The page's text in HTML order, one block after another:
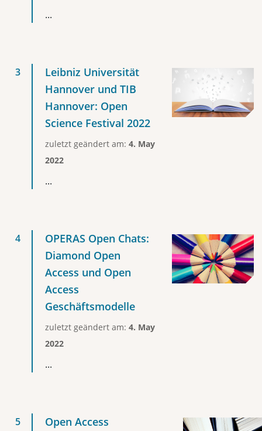
...
Leibniz Universität
Hannover und TIB
Hannover: Open
Science Festival 2022
zuletzt geändert am: 4. May
2022
...
OPERAS Open Chats:
Diamond Open
Access und Open
Access
Geschäftsmodelle
zuletzt geändert am: 4. May
2022
...
Open Access